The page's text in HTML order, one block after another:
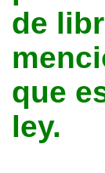
de
que
ley.